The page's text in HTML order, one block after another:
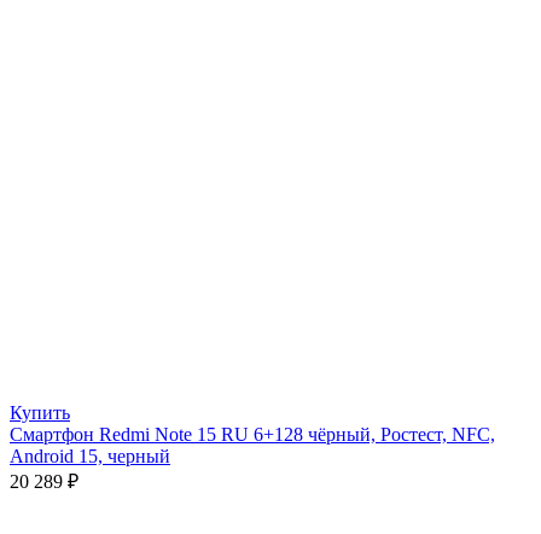
Купить
Смартфон Redmi Note 15 RU 6+128 чёрный, Ростест, NFC,
Android 15, черный
20 289 ₽